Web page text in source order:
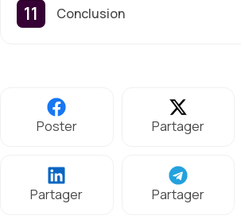
Conclusion
Poster Partager
Partager Partager